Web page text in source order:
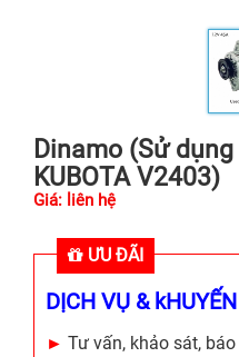
Dinamo (Sử
KUBOTA V2403)
Giá: liên hệ
ƯU ĐÃI
DỊCH VỤ &
► Tư vấn, khảo sát,